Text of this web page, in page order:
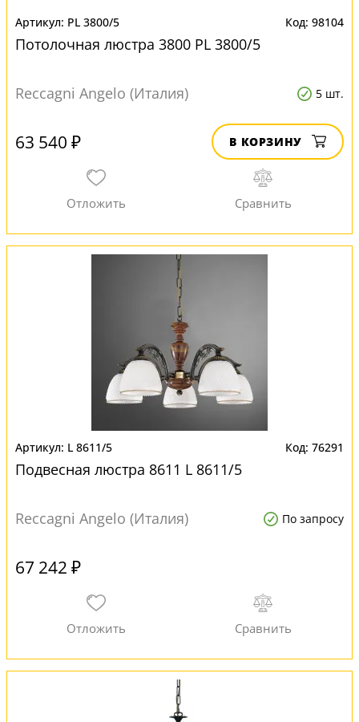
PL 3800/5 98104
Потолочная люстра 3800 PL 3800/5
Reccagni Angelo (Италия) 5 шт.
63 540 ₽ В КОРЗИНУ
L 8611/5 76291
Подвесная люстра 8611 L 8611/5
Reccagni Angelo (Италия) По запросу
67 242 ₽